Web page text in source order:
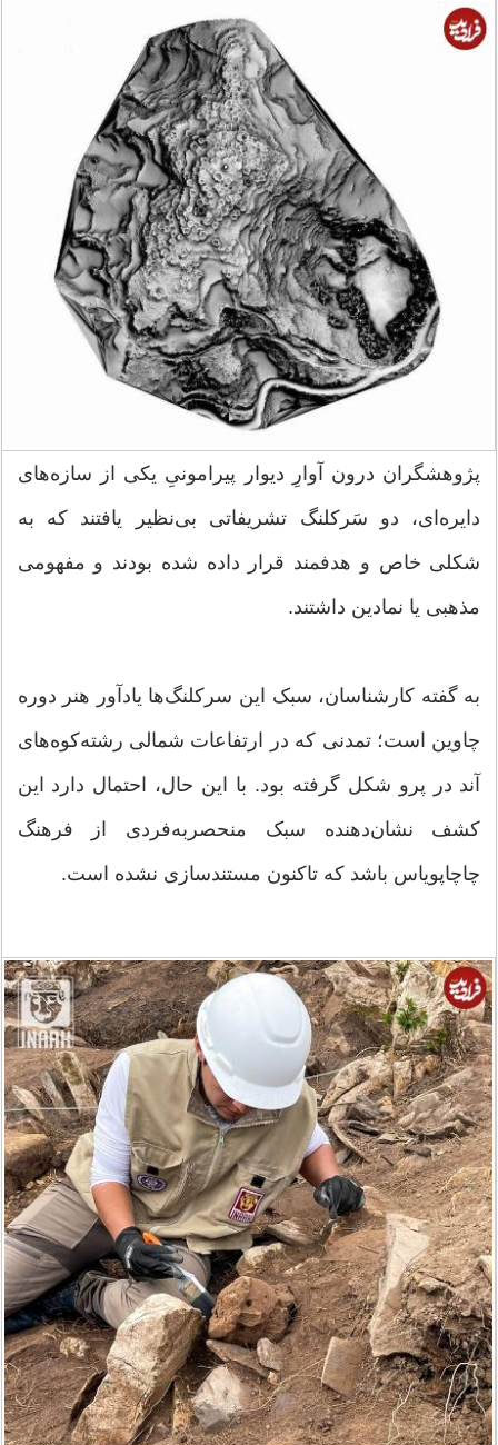
پژوهشگران درون آوارِ دیوار پیرامونیِ یکی از سازه‌های
دایره‌ای، دو سَرکلنگ تشریفاتی بی‌نظیر یافتند که به
شکلی خاص و هدفمند قرار داده شده بودند و مفهومی
مذهبی یا نمادین داشتند.
به گفته کارشناسان، سبک این سرکلنگ‌ها یادآور هنر دوره
چاوین است؛ تمدنی که در ارتفاعات شمالی رشته‌کوه‌های
آند در پرو شکل گرفته بود. با این حال، احتمال دارد این
کشف نشان‌دهنده سبک منحصربه‌فردی از فرهنگ
چاچاپویاس باشد که تاکنون مستندسازی نشده است.